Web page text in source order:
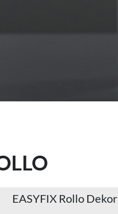
EASYFIX Rollo Dekor